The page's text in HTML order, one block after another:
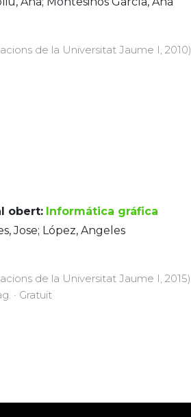
de la Universitat Jaume I, 2010)
obert: Informática gráfica
Jose; López, Angeles
de la Universitat Jaume I, 2015)
· Gratuït